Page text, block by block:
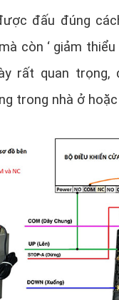
đấu đúng
còn ‘ giảm thiểu
rất quan
trong nhà ở